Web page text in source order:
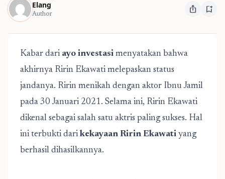
Elang
Author ios_share bookmark_add
Kabar dari ayo investasi menyatakan bahwa
akhirnya Ririn Ekawati melepaskan status
jandanya. Ririn menikah dengan aktor Ibnu Jamil
pada 30 Januari 2021. Selama ini, Ririn Ekawati
dikenal sebagai salah satu aktris paling sukses. Hal
ini terbukti dari kekayaan Ririn Ekawati yang
berhasil dihasilkannya.